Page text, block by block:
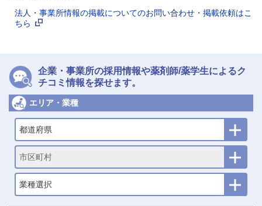
法人・事業所情報の掲載についてのお問い合わせ・掲載依頼はこ
ちら
企業・事業所の採用情報や薬剤師/薬学生によるク
チコミ情報を探せます。
エリア・業種
都道府県
市区町村
業種選択